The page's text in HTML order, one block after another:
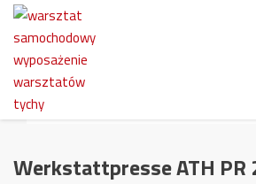
Werkstattpresse ATH PR